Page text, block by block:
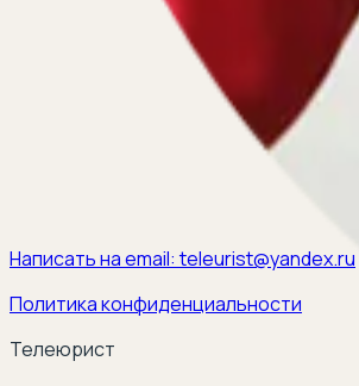
Написать на email: teleurist@yandex.ru
Политика конфиденциальности
Телеюрист